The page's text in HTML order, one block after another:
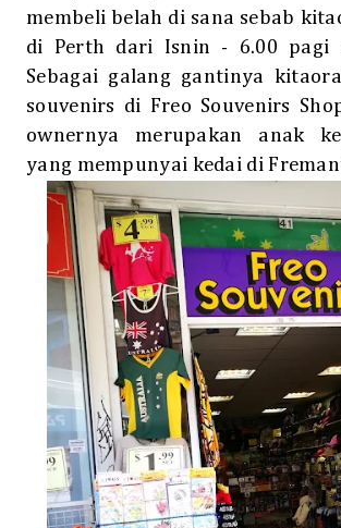
membeli belah di sana sebab
di Perth dari Isnin - 6.00 pagi
Sebagai galang gantinya
souvenirs di Freo Souvenirs
ownernya merupakan anak
yang mempunyai kedai di